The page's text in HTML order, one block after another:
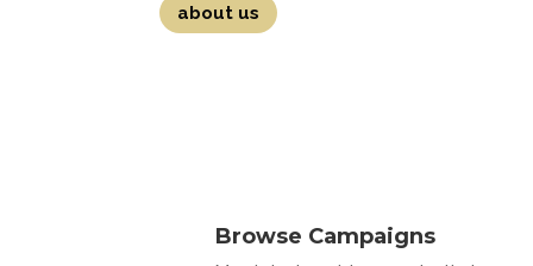
about us
Browse Campaigns